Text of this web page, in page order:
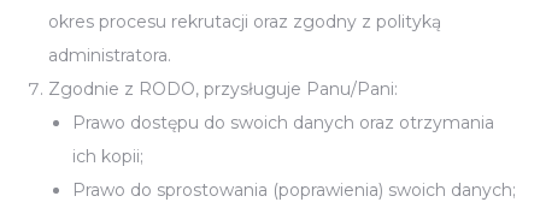
okres procesu rekrutacji oraz zgodny z polityką
administratora.
Zgodnie z RODO, przysługuje Panu/Pani:
Prawo dostępu do swoich danych oraz otrzymania
ich kopii;
Prawo do sprostowania (poprawienia) swoich danych;